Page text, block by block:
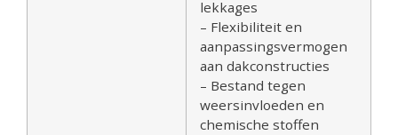
lekkages
– Flexibiliteit en
aanpassingsvermogen
aan dakconstructies
– Bestand tegen
weersinvloeden en
chemische stoffen